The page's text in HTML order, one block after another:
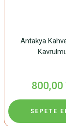
Antakya
800,00
SEPETE